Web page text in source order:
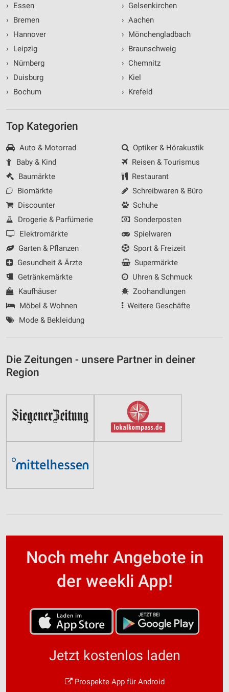
›
Essen
›
Bremen
›
Hannover
›
Leipzig
›
Nürnberg
›
Duisburg
›
Bochum
› Gelsenkirchen
› Aachen
› Mönchengladbach
› Braunschweig
› Chemnitz
› Kiel
› Krefeld
Top Kategorien
Auto & Motorrad
Baby & Kind
Baumärkte
Biomärkte
Discounter
Drogerie & Parfümerie
Elektromärkte
Garten & Pflanzen
Gesundheit & Ärzte
Getränkemärkte
Kaufhäuser
Möbel & Wohnen
Mode & Bekleidung
Optiker & Hörakustik
Reisen & Tourismus
Restaurant
Schreibwaren & Büro
Schuhe
Sonderposten
Spielwaren
Sport & Freizeit
Supermärkte
Uhren & Schmuck
Zoohandlungen
Weitere Geschäfte
Die Zeitungen - unsere Partner in deiner
Region
Noch mehr Angebote in
der weekli App!
Jetzt kostenlos laden
Prospekte App für Android